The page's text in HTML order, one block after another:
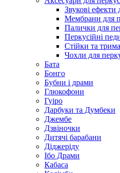
Звукові ефекти
Мембрани для
Палички для
Перкусійні
Стійки та
Чохли для
Бата
Бонго
Бубни і драми
Глюкофони
Гуіро
Дарбуки та Думбеки
Джембе
Дзвіночки
Дитячі барабани
Діджеріду
Ібо Драми
Кабаса